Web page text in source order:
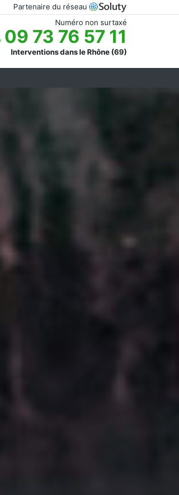
Partenaire du réseau
Numéro non surtaxé
09 73 76 57 11
Interventions dans le Rhône (69)